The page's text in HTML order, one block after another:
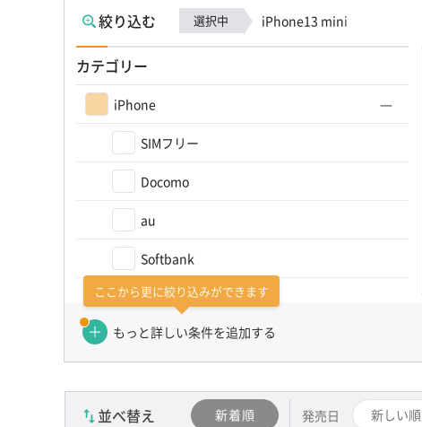
絞り込む 選択中 iPhone13 mini
カテゴリー
iPhone
SIMフリー
Docomo
au
Softbank
カテゴリーを選び直す（かんたん検索）
ここから更に絞り込みができます
もっと詳しい条件を追加する
並べ替え 新着順 発売日 新しい順